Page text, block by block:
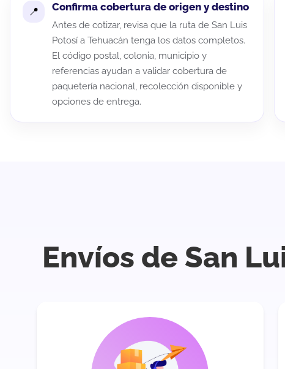
Confirma cobertura de origen y destino
Antes de cotizar, revisa que la ruta de San Luis
Potosí a Tehuacán tenga los datos completos.
El código postal, colonia, municipio y
referencias ayudan a validar cobertura de
paquetería nacional, recolección disponible y
opciones de entrega.
Envíos de San